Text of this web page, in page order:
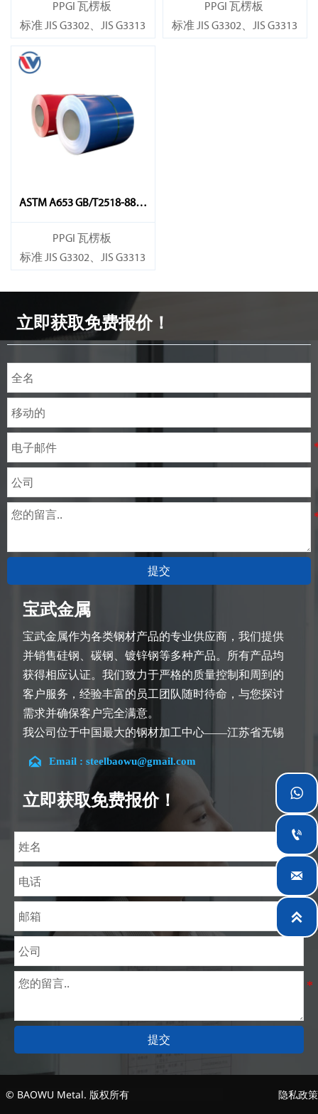
PPGI 瓦楞板
标准 JIS G3302、JIS G3313
PPGI 瓦楞板
标准 JIS G3302、JIS G3313
ASTM A653 GB/T2518-88、
PPGI 瓦楞板
标准 JIS G3302、JIS G3313
立即获取免费报价！
提交
宝武金属
宝武金属作为各类钢材产品的专业供应商，我们提供
并销售硅钢、碳钢、镀锌钢等多种产品。所有产品均
获得相应认证。我们致力于严格的质量控制和周到的
客户服务，经验丰富的员工团队随时待命，与您探讨
需求并确保客户完全满意。
我公司位于中国最大的钢材加工中心——江苏省无锡
市。团队深耕行业14余年，在各类硅钢项目上具有丰
富经验，熟悉CE、SGS等多种硅钢标准。我们可根据
特殊需求进行设计定制，并确保安全性、高效性及合
理价格。目前我们已逐步扩展至五座专业配送仓库和
钢材加工设施，为全球采矿、建筑、工程及通用制造
业提供专业服务。
 Email : steelbaowu@gmail.com
立即获取免费报价！
提交
© BAOWU Metal. 版权所有 隐私政策



